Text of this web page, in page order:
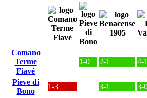
Comano
Terme
Fiavé
1-0 2-1 4-1
Pieve di
Bono
1-3 3-1 3-